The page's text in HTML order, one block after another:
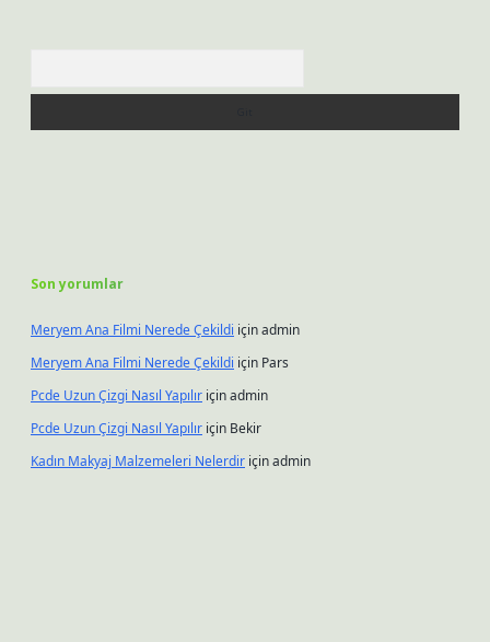
Son yorumlar
Meryem Ana Filmi Nerede Çekildi içinadmin
Meryem Ana Filmi Nerede Çekildi için Pars
Pcde Uzun Çizgi Nasıl Yapılır içinadmin
Pcde Uzun Çizgi Nasıl Yapılır için Bekir
Kadın Makyaj Malzemeleri Nelerdir içinadmin